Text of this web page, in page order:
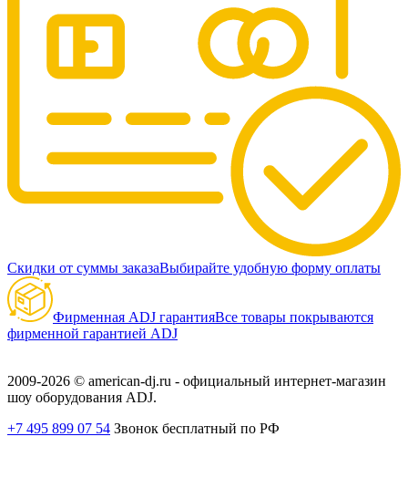
Скидки от суммы заказаВыбирайте удобную форму оплаты
Фирменная ADJ гарантияВсе товары покрываются
фирменной гарантией ADJ
2009-2026 © american-dj.ru - официальный интернет-магазин
шоу оборудования ADJ.
+7 495 899 07 54 Звонок бесплатный по РФ